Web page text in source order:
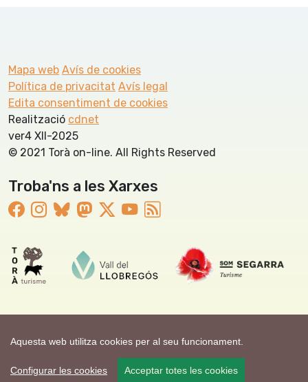
Aquesta web utilitza cookies per al seu funcionament.
Configurar les cookies Acceptar totes les cookies
Mapa web Avís de cookies
Política de privacitat Avís legal
Edita consentiment de cookies
Realització cdnet
ver4 XII-2025
© 2021 Torà on-line. All Rights Reserved
Troba'ns a les Xarxes